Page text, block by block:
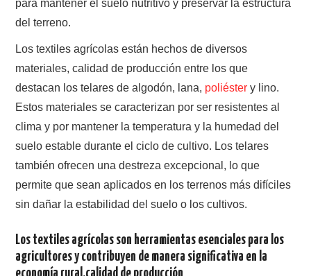
para mantener el suelo nutritivo y preservar la estructura
del terreno.
Los textiles agrícolas están hechos de diversos
materiales, calidad de producción entre los que
destacan los telares de algodón, lana, poliéster y lino.
Estos materiales se caracterizan por ser resistentes al
clima y por mantener la temperatura y la humedad del
suelo estable durante el ciclo de cultivo. Los telares
también ofrecen una destreza excepcional, lo que
permite que sean aplicados en los terrenos más difíciles
sin dañar la estabilidad del suelo o los cultivos.
Los textiles agrícolas son herramientas esenciales para los
agricultores y contribuyen de manera significativa en la